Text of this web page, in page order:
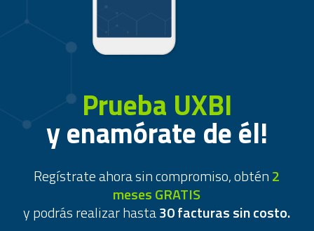
Prueba UXBI
y enamórate de él!
Regístrate ahora sin compromiso, obtén2
meses GRATIS
y podrás realizar hasta30 facturas sin costo.